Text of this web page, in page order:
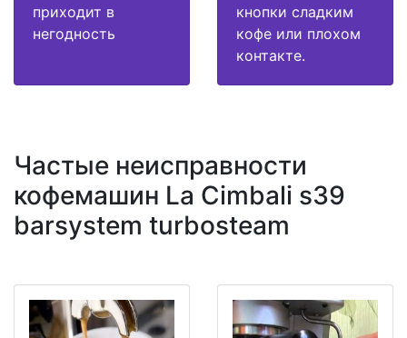
приходит в
негодность
кнопки сладким
кофе или плохом
контакте.
Частые неисправности
кофемашин La Cimbali s39
barsystem turbosteam